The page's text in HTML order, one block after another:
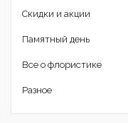
Скидки и акции
Памятный день
Все о флористике
Разное